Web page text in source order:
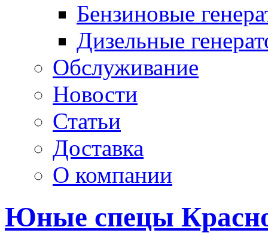
Бензиновые
Дизельные
Обслуживание
Новости
Статьи
Доставка
О компании
Юные спецы